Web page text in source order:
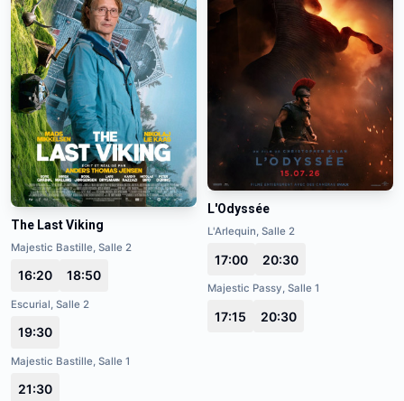
The Last Viking
Majestic Bastille, Salle 2
16:20 18:50
Escurial, Salle 2
19:30
Majestic Bastille, Salle 1
21:30
L'Odyssée
L'Arlequin, Salle 2
17:00 20:30
Majestic Passy, Salle 1
17:15 20:30